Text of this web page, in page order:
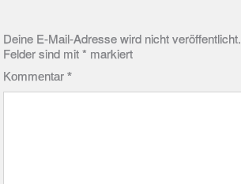
Deine E-Mail-Adresse wird nicht veröffentlicht.
Felder sind mit* markiert
Kommentar*